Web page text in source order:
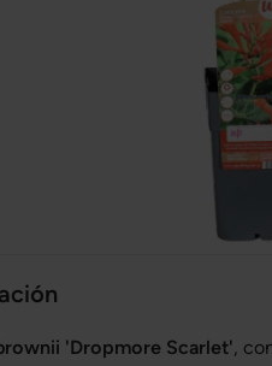
'Dropmore Scarlet',